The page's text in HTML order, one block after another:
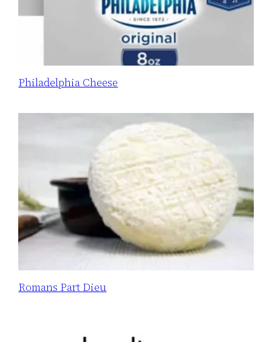
Philadelphia Cheese
Romans Part Dieu